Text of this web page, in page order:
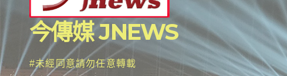
今傳媒 JNEWS
#未經同意請勿任意轉載